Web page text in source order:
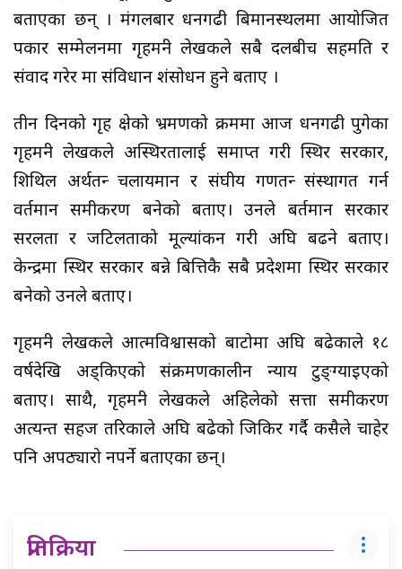
बताएका छन् । मंगलबार धनगढी बिमानस्थलमा आयोजित
पत्रकार सम्मेलनमा गृहमन्त्री लेखकले सबै दलबीच सहमति र
संवाद गरेर मात्र संविधान शंसोधन हुने बताए ।
तीन दिनको गृह क्षेत्रको भ्रमणको क्रममा आज धनगढी पुगेका
गृहमन्त्री लेखकले अस्थिरतालाई समाप्त गरी स्थिर सरकार,
शिथिल अर्थतन्त्र चलायमान र संघीय गणतन्त्र संस्थागत गर्न
वर्तमान समीकरण बनेको बताए। उनले बर्तमान सरकार
सरलता र जटिलताको मूल्यांकन गरी अघि बढने बताए।
केन्द्रमा स्थिर सरकार बन्ने बित्तिकै सबै प्रदेशमा स्थिर सरकार
बनेको उनले बताए।
गृहमन्त्री लेखकले आत्मविश्वासको बाटोमा अघि बढेकाले १८
वर्षदेखि अड्किएको संक्रमणकालीन न्याय टुङ्ग्याइएको
बताए। साथै, गृहमन्त्री लेखकले अहिलेको सत्ता समीकरण
अत्यन्त सहज तरिकाले अघि बढेको जिकिर गर्दै कसैले चाहेर
पनि अपठ्यारो नपर्ने बताएका छन्।
प्रतिक्रिया